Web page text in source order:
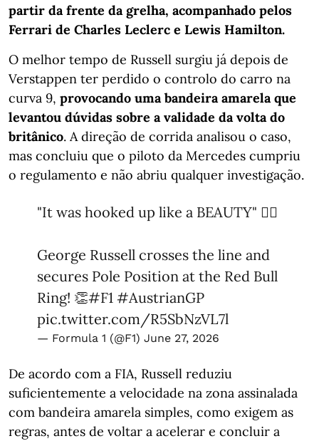
partir da frente da grelha, acompanhado pelos
Ferrari de Charles Leclerc e Lewis Hamilton.
O melhor tempo de Russell surgiu já depois de
Verstappen ter perdido o controlo do carro na
curva 9, provocando uma bandeira amarela que
levantou dúvidas sobre a validade da volta do
britânico. A direção de corrida analisou o caso,
mas concluiu que o piloto da Mercedes cumpriu
o regulamento e não abriu qualquer investigação.
"It was hooked up like a BEAUTY" 😮‍💨
George Russell crosses the line and
secures Pole Position at the Red Bull
Ring! 👏#F1 #AustrianGP
pic.twitter.com/R5SbNzVL7l
— Formula 1 (@F1) June 27, 2026
De acordo com a FIA, Russell reduziu
suficientemente a velocidade na zona assinalada
com bandeira amarela simples, como exigem as
regras, antes de voltar a acelerar e concluir a